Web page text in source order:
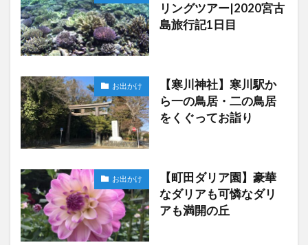
リングツアー|2020宮古
島旅行記1日目
お出かけ
【寒川神社】寒川駅か
ら一の鳥居・二の鳥居
をくぐってお詣り
お出かけ
【町田ダリア園】豪華
なダリアも可憐なダリ
アも満開の丘